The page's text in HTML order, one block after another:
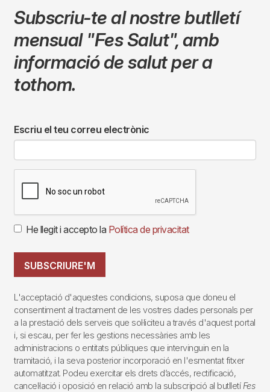
Subscriu-te al nostre butlletí
mensual "Fes Salut",amb
informació de salut per a
tothom.
Escriu el teu correu electrònic
He llegit i accepto la Política de privacitat
SUBSCRIURE'M
L'acceptació d'aquestes condicions, suposa que doneu el
consentiment al tractament de les vostres dades personals per
a la prestació dels serveis que sol·liciteu a través d'aquest portal
i, si escau, per fer les gestions necessàries amb les
administracions o entitats públiques que intervinguin en la
tramitació, i la seva posterior incorporació en l'esmentat fitxer
automatitzat. Podeu exercitar els drets d’accés, rectificació,
cancel·lació i oposició en relació amb la subscripció al butlletí Fes